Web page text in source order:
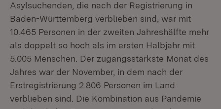
Asylsuchenden, die nach der Registrierung in
Baden-Württemberg verblieben sind, war mit
10.465 Personen in der zweiten Jahreshälfte mehr
als doppelt so hoch als im ersten Halbjahr mit
5.005 Menschen. Der zugangsstärkste Monat des
Jahres war der November, in dem nach der
Erstregistrierung 2.806 Personen im Land
verblieben sind. Die Kombination aus Pandemie